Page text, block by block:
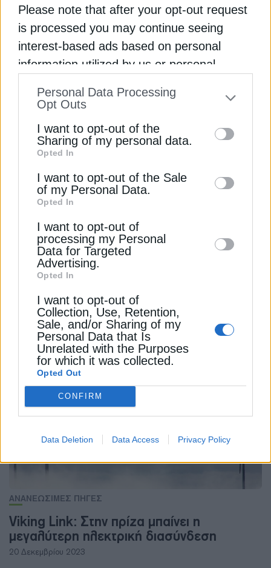
Please note that after your opt-out request
is processed you may continue seeing
interest-based ads based on personal
information utilized by us or personal
to your opt-out. You may separately opt-out
information by third parties on the IAB’s list
of downstream participants. This
information may also be disclosed by us to
third parties on theIAB’s List of
Downstream Participants
disclose it to other third parties.
Personal Data Processing
Opt Outs
I want to opt-out of the
Sharing of my personal data.
Opted In
I want to opt-out of the Sale
of my Personal Data.
Opted In
I want to opt-out of
processing my Personal
Data for Targeted
Advertising.
Opted In
I want to opt-out of
Collection, Use, Retention,
Sale, and/or Sharing of my
Personal Data that Is
Unrelated with the Purposes
for which it was collected.
Opted Out
CONFIRM
Data Deletion Data Access Privacy Policy
εξακολουθεί να υπάρχει πλεονάζουσα
παραγωγική ικανότητα και θα συνεχίσουν να
γίνονται περιορισμοί στην παραγωγή», δήλωσε ο
Barrera.
Διαβάστε ακόμη
ΕΕ: Κόστος φόρτισης και αδιαφανείς χρεώσεις
απειλούν την ηλεκτροκίνηση
Ισχυρή κινητοποίηση της ΕΕ για την αντιμετώπιση
πυρκαγιών το καλοκαίρι
ΓΣΕΒΕΕ: Κινδύνους για το “Εξοικονομώ”
δημιουργεί το on-bill financing
BLACKROCK
ΔΕΊΤΕ ΕΠΊΣΗΣ
ΑΝΑΝΕΩΣΙΜΕΣ ΠΗΓΕΣ
Viking Link: Στην πρίζα μπαίνει η
μεγαλύτερη ηλεκτρική διασύνδεση
20 Δεκεμβρίου 2023